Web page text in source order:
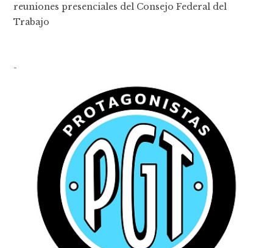
reuniones presenciales del Consejo Federal del
Trabajo
-